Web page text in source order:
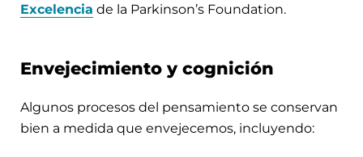
Excelencia de la Parkinson’s Foundation.
Envejecimiento y cognición
Algunos procesos del pensamiento se conservan
bien a medida que envejecemos, incluyendo: